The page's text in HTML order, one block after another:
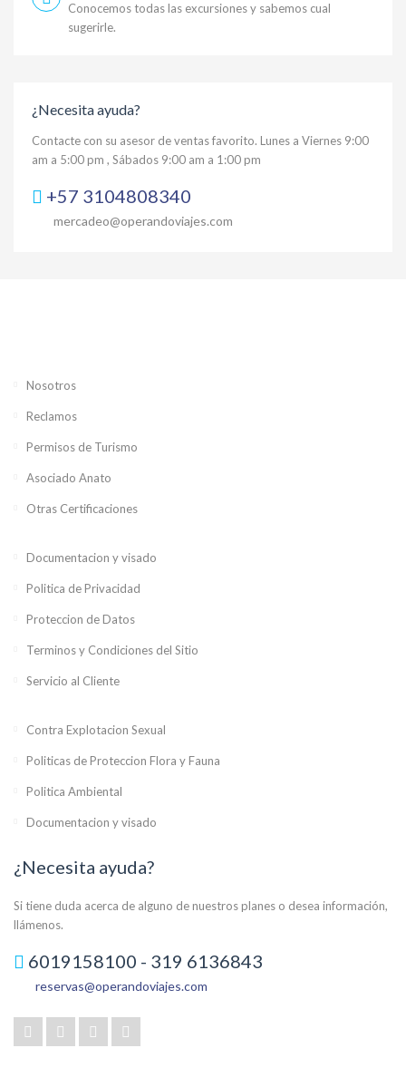
Conocemos todas las excursiones y sabemos cual
sugerirle.
¿Necesita ayuda?
Contacte con su asesor de ventas favorito. Lunes a Viernes 9:00
am a 5:00 pm , Sábados 9:00 am a 1:00 pm
+57 3104808340
mercadeo@operandoviajes.com
Nosotros
Reclamos
Permisos de Turismo
Asociado Anato
Otras Certificaciones
Documentacion y visado
Politica de Privacidad
Proteccion de Datos
Terminos y Condiciones del Sitio
Servicio al Cliente
Contra Explotacion Sexual
Politicas de Proteccion Flora y Fauna
Politica Ambiental
Documentacion y visado
¿Necesita ayuda?
Si tiene duda acerca de alguno de nuestros planes o desea información,
llámenos.
6019158100 - 319 6136843
reservas@operandoviajes.com